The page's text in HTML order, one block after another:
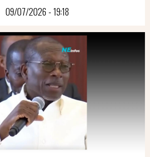
09/07/2026 - 19:18